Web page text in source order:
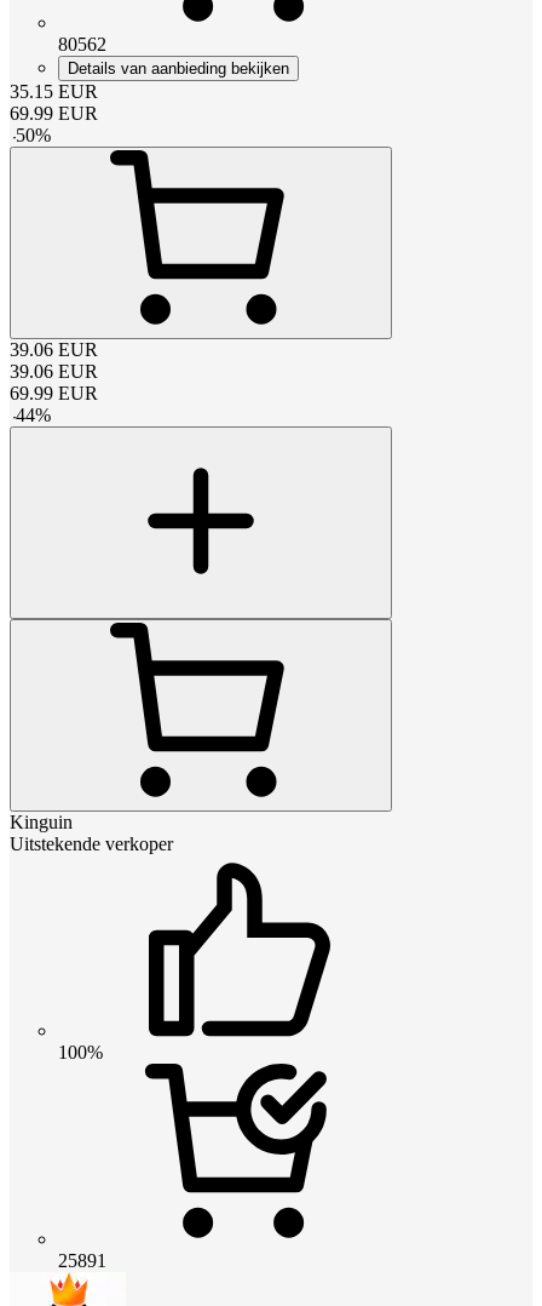
80562
Details van aanbieding bekijken
35.15 EUR
69.99 EUR
-50%
39.06 EUR
39.06 EUR
69.99 EUR
-44%
Kinguin
Uitstekende verkoper
100%
25891